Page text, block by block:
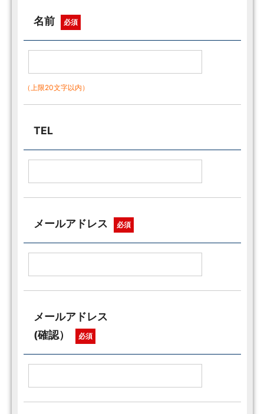
名前 必須
（上限20文字以内）
TEL
メールアドレス 必須
メールアドレス
(確認）
必須